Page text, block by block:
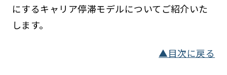
にするキャリア停滞モデルについてご紹介いた
します。
▲目次に戻る